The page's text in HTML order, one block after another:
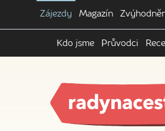
Zájezdy Magazín
Kdo jsme Průvodci